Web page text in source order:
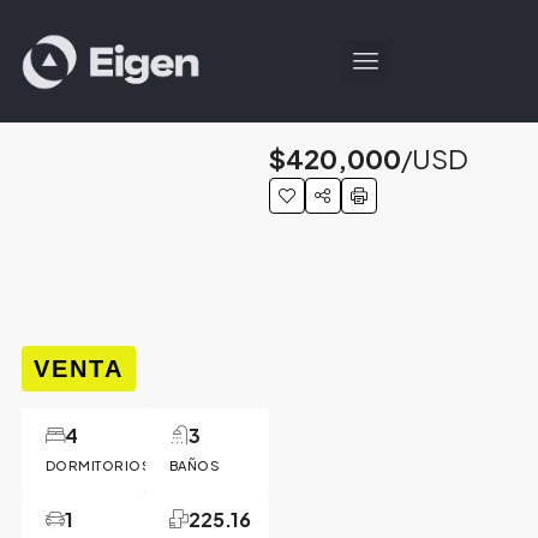
VENTA
DORMITORIOS
4
BAÑOS
3
1 225.16
$420,000/USD